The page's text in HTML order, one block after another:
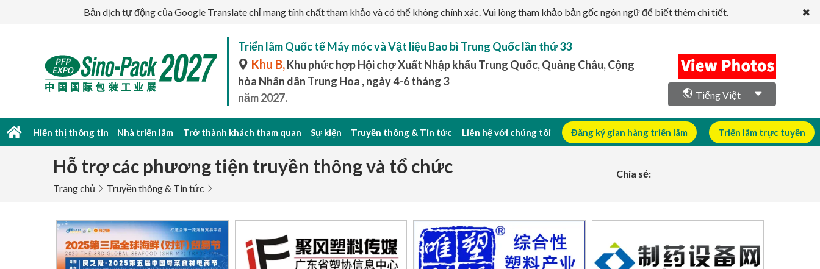
Bản dịch tự động của Google Translate chỉ mang tính chất tham khảo và có thể không chính xác. Vui lòng tham khảo bản gốc ngôn ngữ để biết thêm chi tiết.
Triển lãm Quốc tế Máy móc và Vật liệu Bao bì Trung Quốc lần thứ 33
Khu B,Khu phức hợp Hội chợ Xuất Nhập khẩu Trung Quốc, Quảng Châu, Cộng
hòa Nhân dân Trung Hoa , ngày 4-6 tháng 3
năm 2027.
Tiếng Việt
Hiển thị thông tin Nhà triển lãm Trở thành khách tham quan Sự kiện Truyền thông & Tin tức Liên hệ với chúng tôi Đăng ký gian hàng triển lãm Triển lãm trực tuyến
Hỗ trợ các phương tiện truyền thông và tổ chức
Trang chủ Truyền thông & Tin tức
Chia sẻ: